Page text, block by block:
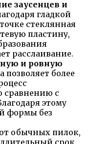
заусенцев и
гладкой
стеклянная
пластину,
расслаивание.
и ровную
позволяет более
сравнению с
этому
формы без
обычных пилок,
срок